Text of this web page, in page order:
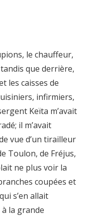
le chauffeur,
que derrière,
les caisses de
infirmiers,
Keïta m’avait
il m’avait
vue d’un tirailleur
Toulon, de Fréjus,
ne plus voir la
coupées et
s’en allait
la grande